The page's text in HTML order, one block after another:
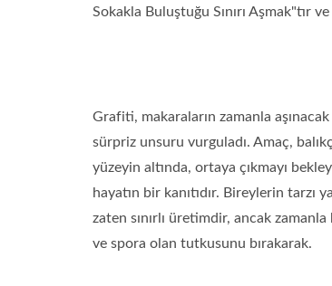
Sokakla Buluştuğu Sınırı Aşmak"tır
Grafiti, makaraların zamanla
sürpriz unsuru vurguladı. Amaç,
yüzeyin altında, ortaya çıkmayı
hayatın bir kanıtıdır. Bireylerin
zaten sınırlı üretimdir, ancak
ve spora olan tutkusunu bırakarak.